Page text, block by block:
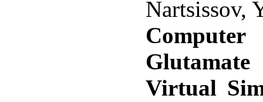
Nartsissov,
Virtual